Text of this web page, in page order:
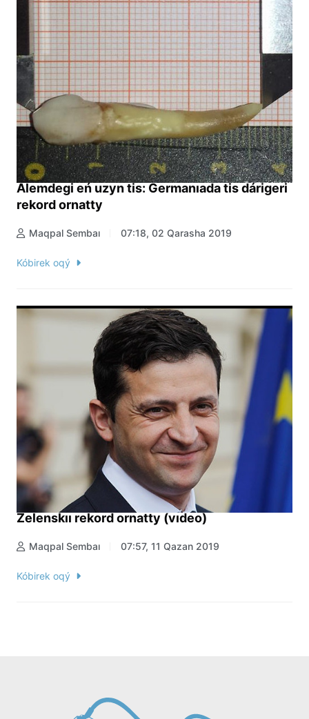
Álemdegi eń uzyn tis: Germanıada tis dárigeri
rekord ornatty
Maqpal Sembaı 07:18, 02 Qarasha 2019
Kóbirek oqý
Zelenskıı rekord ornatty (vıdeo)
Maqpal Sembaı 07:57, 11 Qazan 2019
Kóbirek oqý